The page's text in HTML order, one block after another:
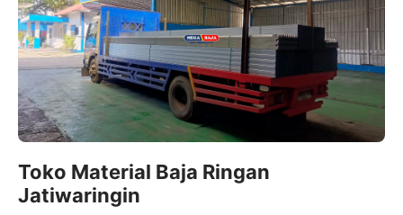
Toko Material Baja Ringan
Jatiwaringin